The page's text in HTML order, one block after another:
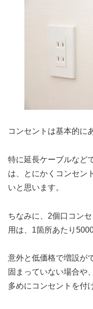
コンセントは基本的に
特に延長ケーブルなど
は、とにかくコンセン
いと思います。
ちなみに、2個口コン
用は、1箇所あたり
意外と低価格で増設が
固まっていない場合や
多めにコンセントを付